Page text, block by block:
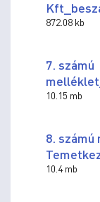
872.08 kb
7. számú
10.15 mb
8. számú
10.4 mb